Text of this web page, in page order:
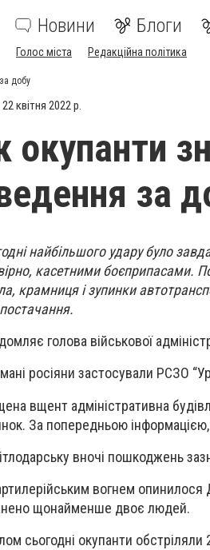
Новини Блоги
Голос міста Редакційна політика
добу
квітня 2022 р.
окупанти
за
найбільшого удару було
касетними боєприпасами.
крамниця і зупинки
голова військової
росіяни застосували РСЗО
вщент адміністративна
За попередньою
вночі пошкоджень
вогнем
щонайменше двоє людей.
сьогодні окупанти